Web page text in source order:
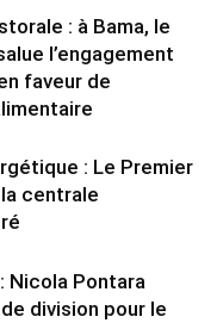
: à Bama, le
l’engagement
faveur de
: Le Premier
centrale
Nicola Pontara
division pour le